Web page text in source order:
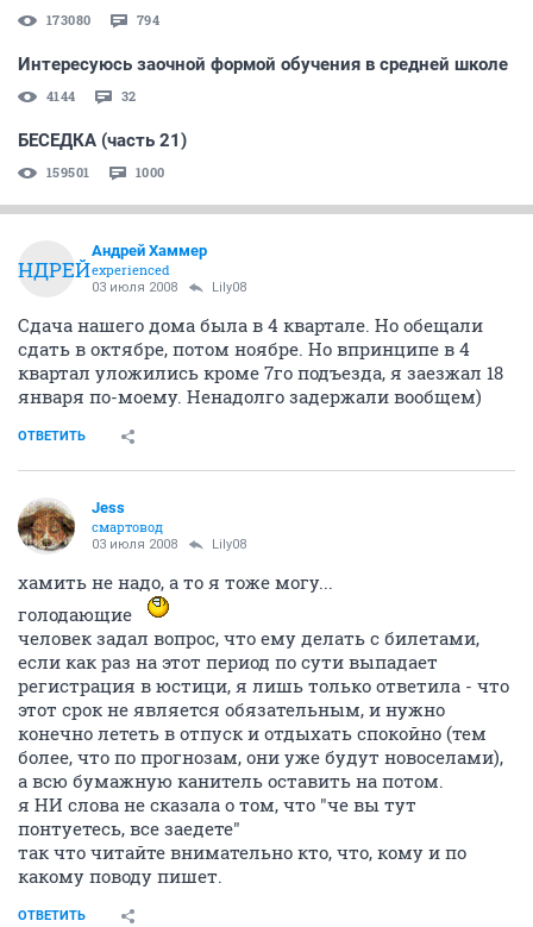
173080 794
Интересуюсь заочной формой обучения в средней школе
4144 32
БЕСЕДКА (часть 21)
159501 1000
АНДРЕЙ
Андрей Хаммер
experienced
03 июля 2008 Lily08
Сдача нашего дома была в 4 квартале. Но обещали
сдать в октябре, потом ноябре. Но впринципе в 4
квартал уложились кроме 7го подъезда, я заезжал 18
января по-моему. Ненадолго задержали вообщем)
ОТВЕТИТЬ
Jess
смартовод
03 июля 2008 Lily08
хамить не надо, а то я тоже могу...
голодающие
человек задал вопрос, что ему делать с билетами,
если как раз на этот период по сути выпадает
регистрация в юстици, я лишь только ответила - что
этот срок не является обязательным, и нужно
конечно лететь в отпуск и отдыхать спокойно (тем
более, что по прогнозам, они уже будут новоселами),
а всю бумажную канитель оставить на потом.
я НИ слова не сказала о том, что "че вы тут
понтуетесь, все заедете"
так что читайте внимательно кто, что, кому и по
какому поводу пишет.
ОТВЕТИТЬ